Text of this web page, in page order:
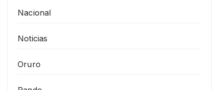
Nacional
Noticias
Oruro